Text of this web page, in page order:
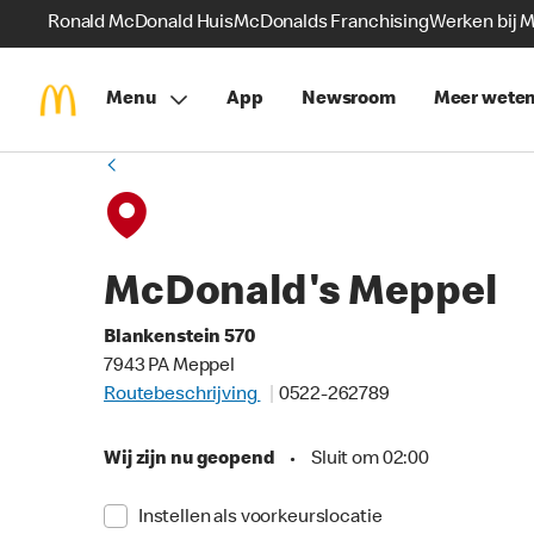
Ronald McDonald HuisMcDonalds FranchisingWerken bij
Menu App Newsroom Meer weten
McDonald's Meppel
Blankenstein 570
7943 PA Meppel
Routebeschrijving
0522-262789
Wij zijn nu geopend • Sluit om 02:00
Instellen als voorkeurslocatie